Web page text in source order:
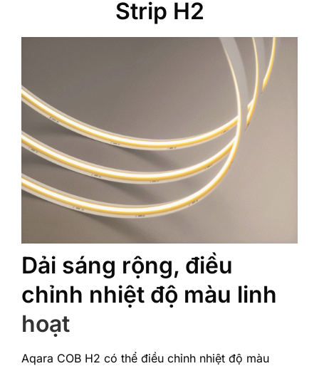
Strip H2
Dải sáng rộng, điều
chỉnh nhiệt độ màu linh
hoạt
Aqara COB H2 có thể điều chỉnh nhiệt độ màu